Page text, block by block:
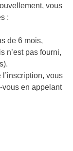
vous
:
de 6 mois,
n’est pas fourni,
vous
en appelant